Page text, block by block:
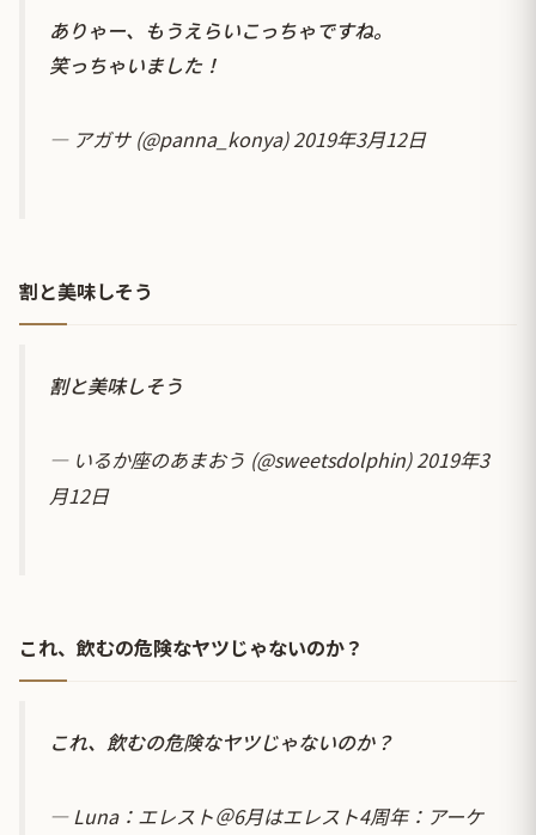
ありゃー、もうえらいこっちゃですね。
笑っちゃいました！
— アガサ (@panna_konya)2019年3月12日
割と美味しそう
割と美味しそう
— いるか座のあまおう (@sweetsdolphin)2019年3
月12日
これ、飲むの危険なヤツじゃないのか？
これ、飲むの危険なヤツじゃないのか？
— Luna：エレスト＠6月はエレスト4周年：アーケ